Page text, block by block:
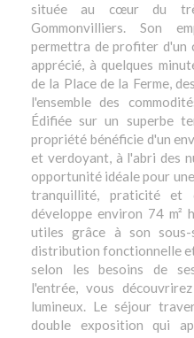
située au cœur du
Gommonvilliers. Son
permettra de profiter d'un
apprécié, à quelques
de la Place de la Ferme,
l'ensemble des
Édifiée sur un superbe
propriété bénéficie d'un
et verdoyant, à l'abri des
opportunité idéale pour
tranquillité, praticité et
développe environ 74 m²
utiles grâce à son
distribution fonctionnelle
selon les besoins de
l'entrée, vous
lumineux. Le séjour
double exposition qui